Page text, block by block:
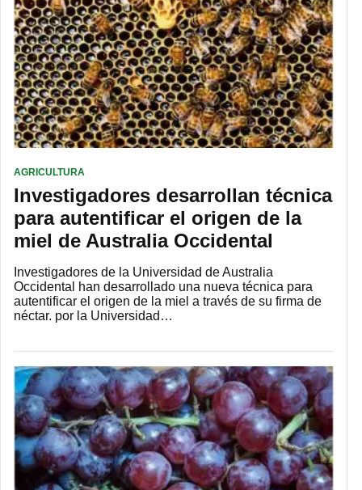
AGRICULTURA
Investigadores desarrollan técnica
para autentificar el origen de la
miel de Australia Occidental
Investigadores de la Universidad de Australia
Occidental han desarrollado una nueva técnica para
autentificar el origen de la miel a través de su firma de
néctar. por la Universidad…